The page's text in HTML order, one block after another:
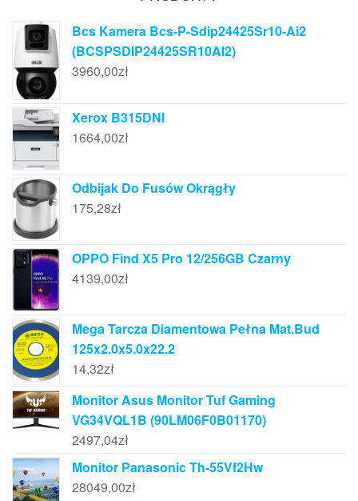
Bcs Kamera Bcs-P-Sdip24425Sr10-Ai2
(BCSPSDIP24425SR10AI2)
3960,00zł
Xerox B315DNI
1664,00zł
Odbijak Do Fusów Okrągły
175,28zł
OPPO Find X5 Pro 12/256GB Czarny
4139,00zł
Mega Tarcza Diamentowa Pełna Mat.Bud
125x2.0x5.0x22.2
14,32zł
Monitor Asus Monitor Tuf Gaming
VG34VQL1B (90LM06F0B01170)
2497,04zł
Monitor Panasonic Th-55Vf2Hw
28049,00zł